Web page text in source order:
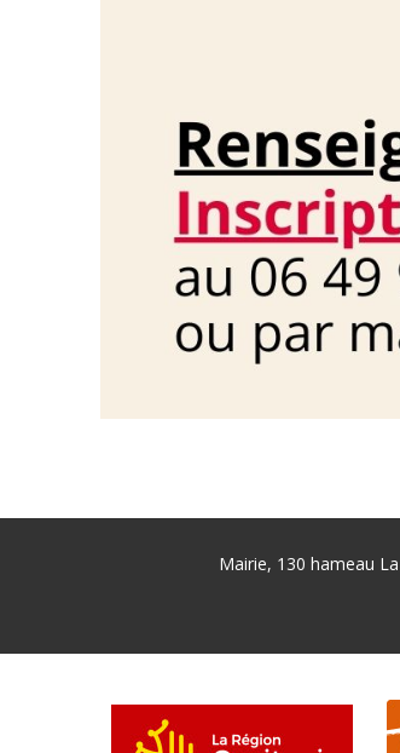
Mairie, 130 hameau
page